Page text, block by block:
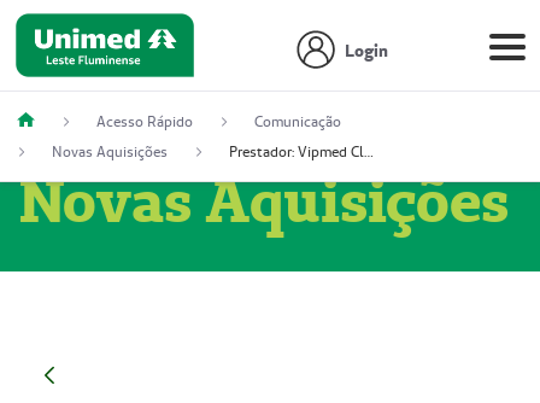
Login
Acesso Rápido
Comunicação
Novas Aquisições
Prestador: Vipmed Clínica Geral Ltda, 51004349-0 (Nome Fantasia: Policlínica Master)
Novas Aquisições